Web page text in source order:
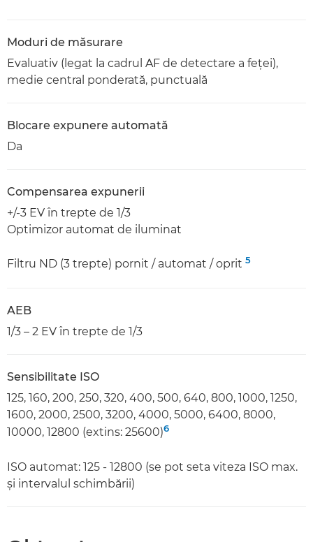
Moduri de măsurare
Evaluativ (legat la cadrul AF de detectare a feţei),
medie central ponderată, punctuală
Blocare expunere automată
Da
Compensarea expunerii
+/-3 EV în trepte de 1/3
Optimizor automat de iluminat
Filtru ND (3 trepte) pornit / automat / oprit 5
AEB
1/3 – 2 EV în trepte de 1/3
Sensibilitate ISO
125, 160, 200, 250, 320, 400, 500, 640, 800, 1000, 1250,
1600, 2000, 2500, 3200, 4000, 5000, 6400, 8000,
10000, 12800 (extins: 25600)6
ISO automat: 125 - 12800 (se pot seta viteza ISO max.
şi intervalul schimbării)